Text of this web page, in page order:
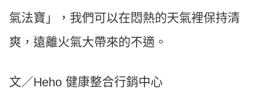
氣法寶」，我們可以在悶熱的天氣裡保持清
爽，遠離火氣大帶來的不適。
文／Heho 健康整合行銷中心